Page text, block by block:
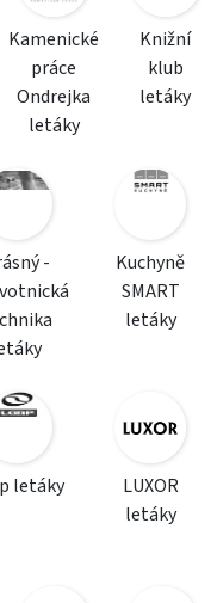
Kamenické
práce
Ondrejka
letáky
Knižní
klub
letáky
-
Kuchyně
SMART
letáky
letáky
LUXOR
letáky